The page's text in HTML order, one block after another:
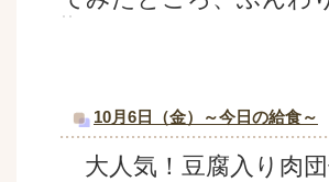
10月6日（金）～今日の給食～
大人気！豆腐入り肉